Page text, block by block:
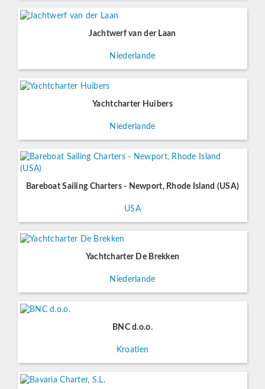
Jachtwerf van der Laan
Niederlande
Yachtcharter Huibers
Niederlande
Bareboat Sailing Charters - Newport, Rhode Island (USA)
USA
Yachtcharter De Brekken
Niederlande
BNC d.o.o.
Kroatien